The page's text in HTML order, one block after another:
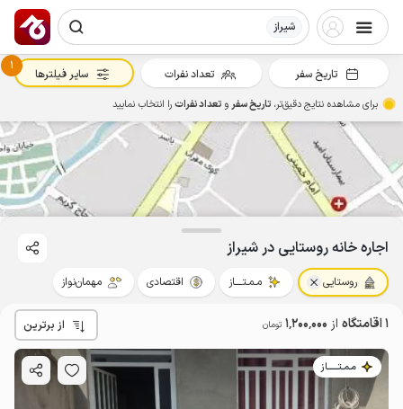
شیراز
اجاره خانه روستایی در شیراز
روستایی مـمـتــــاز اقتصادی مهمان‌نواز
1 اقامتگاه از 1٬200٬000 تومان از برترین
مـمـتــــــاز
تاریخ سفر تعداد نفرات
1
سایر فیلترها
برای مشاهده نتایج دقیق‌تر، تاریخ سفرو تعداد نفراترا انتخاب نمایید